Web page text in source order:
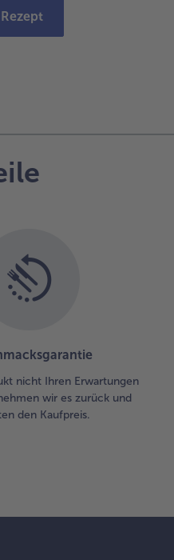
nicht Ihren Erwartungen
wir es zurück und
den Kaufpreis.